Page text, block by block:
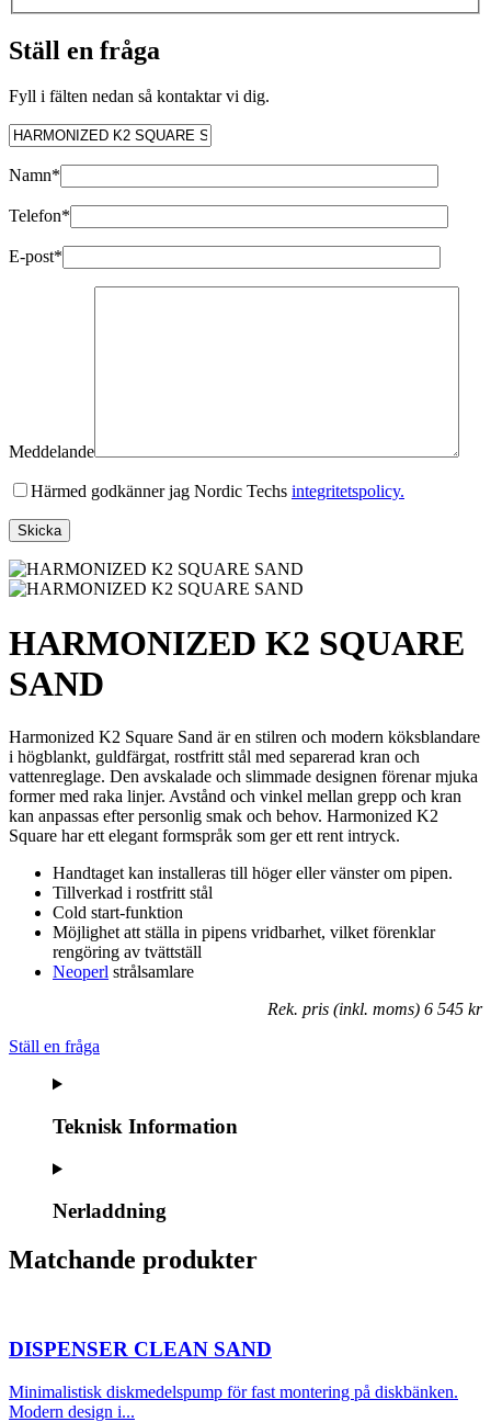
Ställ en fråga
Fyll i fälten nedan så kontaktar vi dig.
Namn*
Telefon*
E-post*
Meddelande
Härmed godkänner jag Nordic Techs integritetspolicy.
HARMONIZED K2 SQUARE
SAND
Harmonized K2 Square Sand är en stilren och modern köksblandare
i högblankt, guldfärgat, rostfritt stål med separerad kran och
vattenreglage. Den avskalade och slimmade designen förenar mjuka
former med raka linjer. Avstånd och vinkel mellan grepp och kran
kan anpassas efter personlig smak och behov. Harmonized K2
Square har ett elegant formspråk som ger ett rent intryck.
Handtaget kan installeras till höger eller vänster om pipen.
Tillverkad i rostfritt stål
Cold start-funktion
Möjlighet att ställa in pipens vridbarhet, vilket förenklar
rengöring av tvättställ
Neoperl strålsamlare
Rek. pris (inkl. moms) 6 545 kr
Ställ en fråga
Teknisk Information
Nerladdning
Matchande produkter
DISPENSER CLEAN SAND
Minimalistisk diskmedelspump för fast montering på diskbänken.
Modern design i...